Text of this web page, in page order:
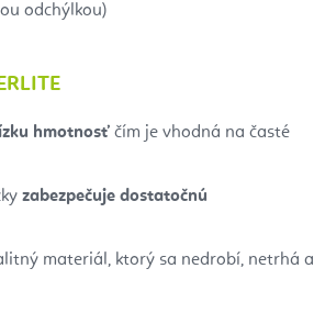
odchýlkou)
hmotnosť čím je vhodná na časté
zabezpečuje dostatočnú
materiál, ktorý sa nedrobí, netrhá a